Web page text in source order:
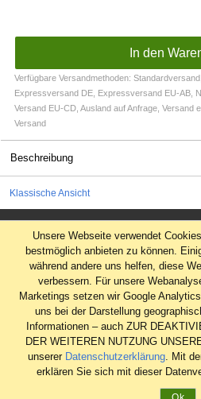
Verfügbare Versandmethoden:
Expressversand DE, Expressversand EU-AB,
Versand EU-CD, Ausland auf Anfrage, Versand
Versand
Beschreibung
Klassische Ansicht
AGB
Unsere Webseite verwendet
bestmöglich anbieten zu können.
während andere uns helfen, diese
verbessern. Für unsere
Marketings setzen wir Google
uns bei der Darstellung
Informationen – auch ZUR
DER WEITEREN NUTZUNG
unserer Datenschutzerklärung. Mit
erklären Sie sich mit dieser